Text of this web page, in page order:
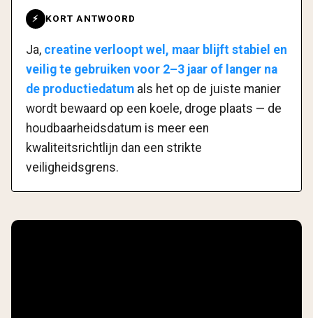
⚡ KORT ANTWOORD
Ja, creatine verloopt wel, maar blijft stabiel en
veilig te gebruiken voor 2–3 jaar of langer na
de productiedatum als het op de juiste manier
wordt bewaard op een koele, droge plaats — de
houdbaarheidsdatum is meer een
kwaliteitsrichtlijn dan een strikte
veiligheidsgrens.